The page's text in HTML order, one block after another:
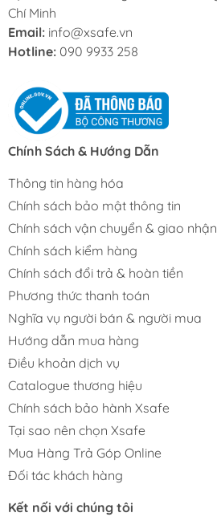
Chí Minh
Email: info@xsafe.vn
Hotline: 090 9933 258
Chính Sách & Hướng Dẫn
Thông tin hàng hóa
Chính sách bảo mật thông tin
Chính sách vận chuyển & giao nhận
Chính sách kiểm hàng
Chính sách đổi trả & hoàn tiền
Phương thức thanh toán
Nghĩa vụ người bán & người mua
Hướng dẫn mua hàng
Điều khoản dịch vụ
Catalogue thương hiệu
Chính sách bảo hành Xsafe
Tại sao nên chọn Xsafe
Mua Hàng Trả Góp Online
Đối tác khách hàng
Kết nối với chúng tôi